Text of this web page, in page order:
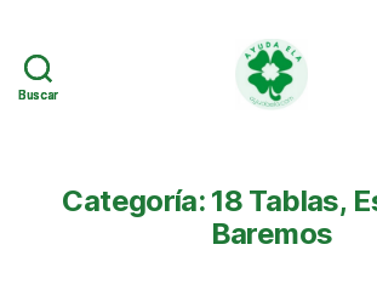
Buscar
Buscar
Categoría: 18 Tablas,
Baremos